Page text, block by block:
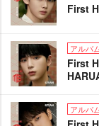
First
アルバ
First
アルバ